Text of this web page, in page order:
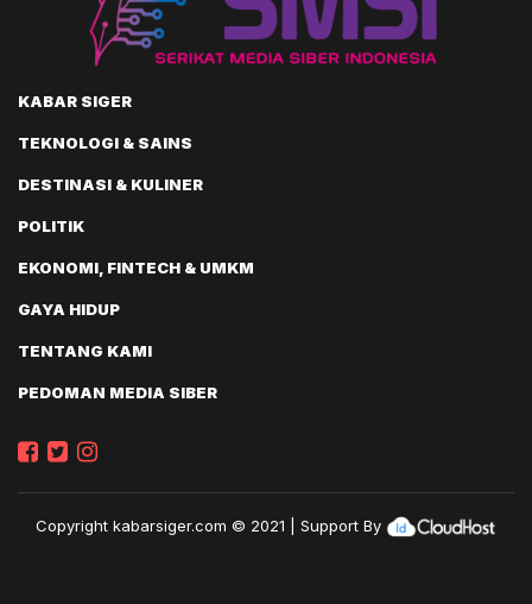
KABAR SIGER
TEKNOLOGI & SAINS
DESTINASI & KULINER
POLITIK
EKONOMI, FINTECH & UMKM
GAYA HIDUP
TENTANG KAMI
PEDOMAN MEDIA SIBER
Copyright kabarsiger.com © 2021 | Support By